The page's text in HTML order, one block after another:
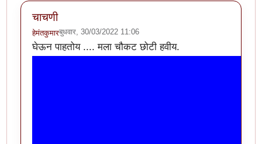
चाचणी
हेमंतकुमारबुधवार, 30/03/2022 11:06
घेऊन पाहतोय .... मला चौकट छोटी हवीय.